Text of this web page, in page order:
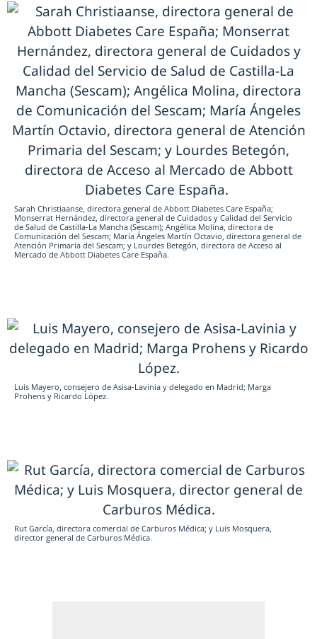
Sarah Christiaanse, directora general de Abbott Diabetes Care España;
Monserrat Hernández, directora general de Cuidados y Calidad del Servicio
de Salud de Castilla-La Mancha (Sescam); Angélica Molina, directora de
Comunicación del Sescam; María Ángeles Martín Octavio, directora general de
Atención Primaria del Sescam; y Lourdes Betegón, directora de Acceso al
Mercado de Abbott Diabetes Care España.
Luis Mayero, consejero de Asisa-Lavinia y delegado en Madrid; Marga
Prohens y Ricardo López.
Rut García, directora comercial de Carburos Médica; y Luis Mosquera,
director general de Carburos Médica.